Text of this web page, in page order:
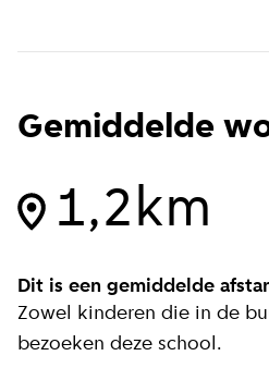
Gemiddelde
1,2km
Dit is een gemiddelde
Zowel kinderen die in de
bezoeken deze school.